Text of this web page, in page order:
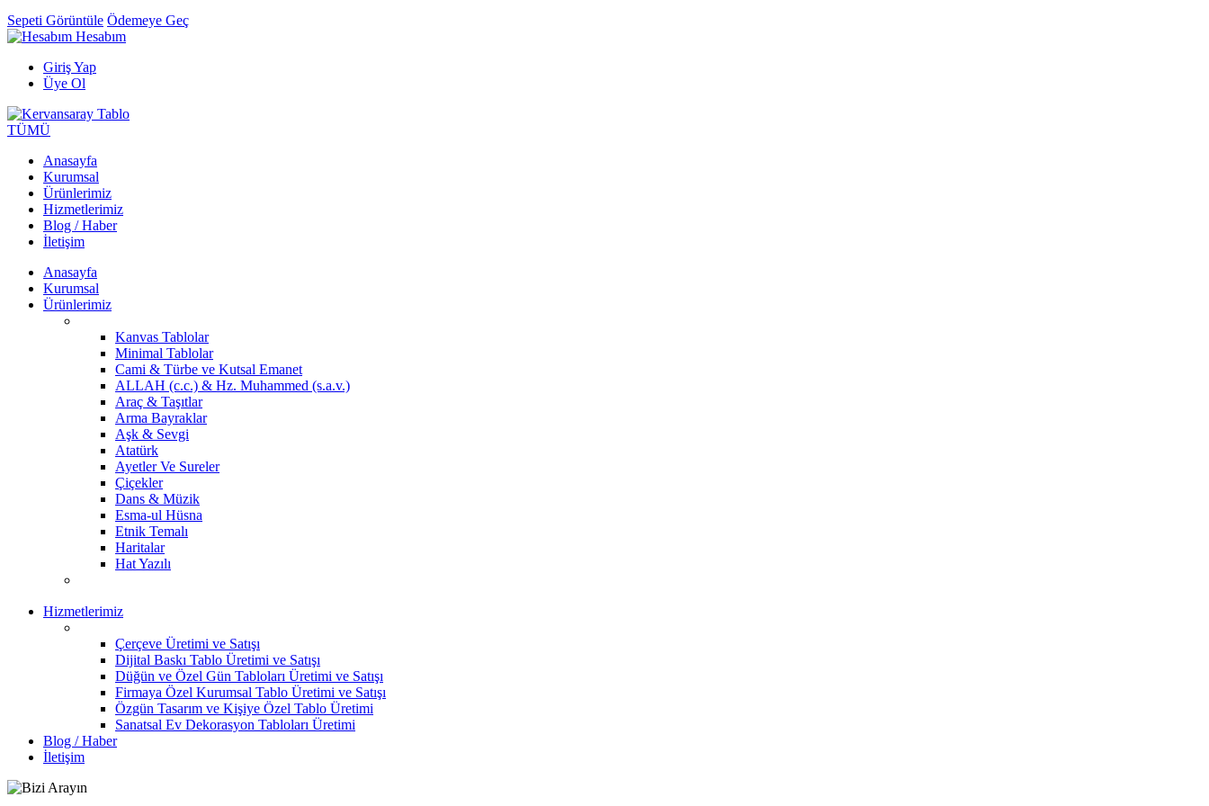
Sepeti Görüntüle Ödemeye Geç
Hesabım
Giriş Yap
Üye Ol
TÜMÜ
Anasayfa
Kurumsal
Ürünlerimiz
Hizmetlerimiz
Blog / Haber
İletişim
Anasayfa
Kurumsal
Ürünlerimiz
Kanvas Tablolar
Minimal Tablolar
Cami & Türbe ve Kutsal Emanet
ALLAH (c.c.) & Hz. Muhammed (s.a.v.)
Araç & Taşıtlar
Arma Bayraklar
Aşk & Sevgi
Atatürk
Ayetler Ve Sureler
Çiçekler
Dans & Müzik
Esma-ul Hüsna
Etnik Temalı
Haritalar
Hat Yazılı
Hizmetlerimiz
Çerçeve Üretimi ve Satışı
Dijital Baskı Tablo Üretimi ve Satışı
Düğün ve Özel Gün Tabloları Üretimi ve Satışı
Firmaya Özel Kurumsal Tablo Üretimi ve Satışı
Özgün Tasarım ve Kişiye Özel Tablo Üretimi
Sanatsal Ev Dekorasyon Tabloları Üretimi
Blog / Haber
İletişim